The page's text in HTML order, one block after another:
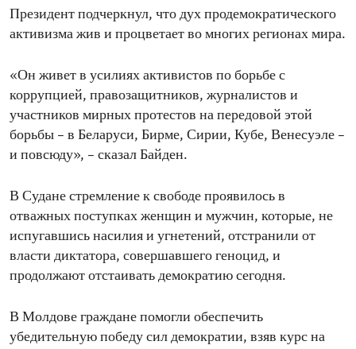
Президент подчеркнул, что дух продемократического
активизма жив и процветает во многих регионах мира.
«Он живет в усилиях активистов по борьбе с
коррупцией, правозащитников, журналистов и
участников мирных протестов на передовой этой
борьбы – в Беларуси, Бирме, Сирии, Кубе, Венесуэле –
и повсюду», – сказал Байден.
В Судане стремление к свободе проявилось в
отважных поступках женщин и мужчин, которые, не
испугавшись насилия и угнетений, отстранили от
власти диктатора, совершавшего геноцид, и
продолжают отстаивать демократию сегодня.
В Молдове граждане помогли обеспечить
убедительную победу сил демократии, взяв курс на